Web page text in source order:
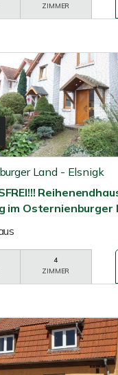
ZIMMER
Land - Elsnigk
im Osternienburger
4
ZIMMER